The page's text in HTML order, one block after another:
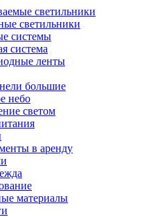
светильники
светильники
системы
система
ленты
большие
небо
светом
в аренду
материалы